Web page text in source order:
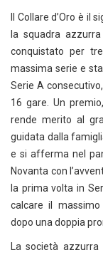
Il Collare d’Oro è il
la squadra
conquistato per
massima serie e
Serie A
16 gare. Un
rende merito al
guidata dalla
e si afferma nel
Novanta con
la prima volta in
calcare il massimo
dopo una doppia
La società